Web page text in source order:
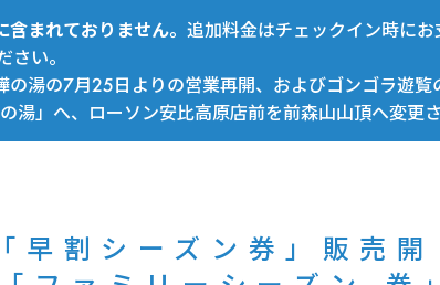
含まれておりません。追加料金はチェックイン時に
い。
の湯の7月25日よりの営業再開、およびゴンゴラ遊
」へ、ローソン安比高原店前を前森山山頂へ変更さ
割シーズン券」販売開